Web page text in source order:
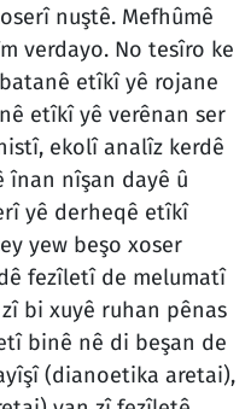
nuştê. Mefhûmê
verdayo. No tesîro ke
etîkî yê rojane
etîkî yê verênan ser
ekolî analîz kerdê
înan nîşan dayê û
yê derheqê etîkî
yew beşo xoser
fezîletî de melumatî
bi xuyê ruhan pênas
binê nê di beşan de
(dianoetika aretai),